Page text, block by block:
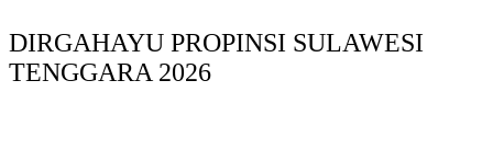
DIRGAHAYU PROPINSI SULAWESI
TENGGARA 2026